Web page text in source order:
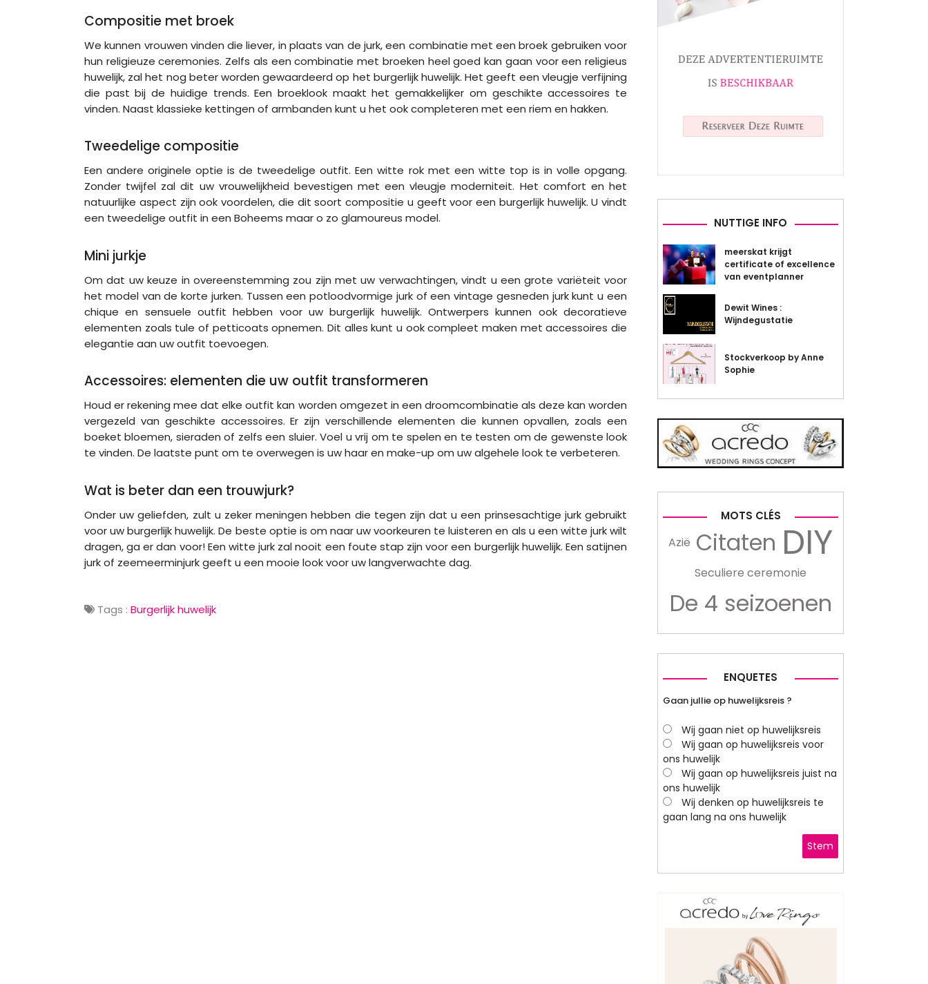
Compositie met broek
We kunnen vrouwen vinden die liever, in plaats van de jurk, een combinatie met een broek gebruiken voor
hun religieuze ceremonies. Zelfs als een combinatie met broeken heel goed kan gaan voor een religieus
huwelijk, zal het nog beter worden gewaardeerd op het burgerlijk huwelijk. Het geeft een vleugje verfijning
die past bij de huidige trends. Een broeklook maakt het gemakkelijker om geschikte accessoires te
vinden. Naast klassieke kettingen of armbanden kunt u het ook completeren met een riem en hakken.
Tweedelige compositie
Een andere originele optie is de tweedelige outfit. Een witte rok met een witte top is in volle opgang.
Zonder twijfel zal dit uw vrouwelijkheid bevestigen met een vleugje moderniteit. Het comfort en het
natuurlijke aspect zijn ook voordelen, die dit soort compositie u geeft voor een burgerlijk huwelijk. U vindt
een tweedelige outfit in een Boheems maar o zo glamoureus model.
Mini jurkje
Om dat uw keuze in overeenstemming zou zijn met uw verwachtingen, vindt u een grote variëteit voor
het model van de korte jurken. Tussen een potloodvormige jurk of een vintage gesneden jurk kunt u een
chique en sensuele outfit hebben voor uw burgerlijk huwelijk. Ontwerpers kunnen ook decoratieve
elementen zoals tule of petticoats opnemen. Dit alles kunt u ook compleet maken met accessoires die
elegantie aan uw outfit toevoegen.
Accessoires: elementen die uw outfit transformeren
Houd er rekening mee dat elke outfit kan worden omgezet in een droomcombinatie als deze kan worden
vergezeld van geschikte accessoires. Er zijn verschillende elementen die kunnen opvallen, zoals een
boeket bloemen, sieraden of zelfs een sluier. Voel u vrij om te spelen en te testen om de gewenste look
te vinden. De laatste punt om te overwegen is uw haar en make-up om uw algehele look te verbeteren.
Wat is beter dan een trouwjurk?
Onder uw geliefden, zult u zeker meningen hebben die tegen zijn dat u een prinsesachtige jurk gebruikt
voor uw burgerlijk huwelijk. De beste optie is om naar uw voorkeuren te luisteren en als u een witte jurk wilt
dragen, ga er dan voor! Een witte jurk zal nooit een foute stap zijn voor een burgerlijk huwelijk. Een satijnen
jurk of zeemeerminjurk geeft u een mooie look voor uw langverwachte dag.
Tags : Burgerlijk huwelijk
NUTTIGE INFO
meerskat krijgt
certificate of excellence
van eventplanner
Dewit Wines :
Wijndegustatie
Stockverkoop by Anne
Sophie
MOTS CLÉS
Azië Citaten DIY
Seculiere ceremonie
De 4 seizoenen
ENQUETES
Gaan jullie op huwelijksreis ?
Wij gaan niet op huwelijksreis
Wij gaan op huwelijksreis voor
ons huwelijk
Wij gaan op huwelijksreis juist na
ons huwelijk
Wij denken op huwelijksreis te
gaan lang na ons huwelijk
Stem